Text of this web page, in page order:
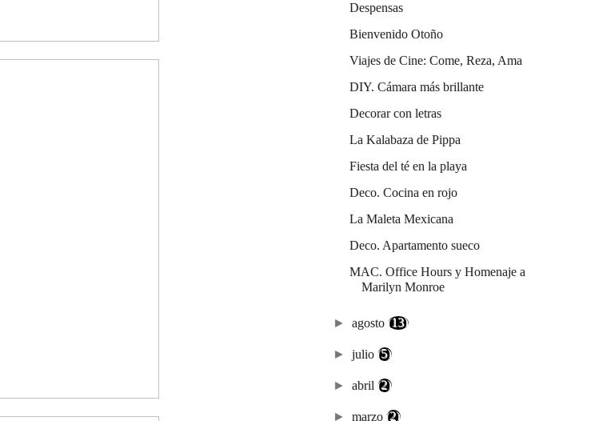
Despensas
Bienvenido Otoño
Viajes de Cine: Come, Reza, Ama
DIY. Cámara más brillante
Decorar con letras
La Kalabaza de Pippa
Fiesta del té en la playa
Deco. Cocina en rojo
La Maleta Mexicana
Deco. Apartamento sueco
MAC. Office Hours y Homenaje a
Marilyn Monroe
►agosto (13)
►julio(5)
►abril(2)
►marzo(2)